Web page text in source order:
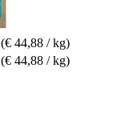
(€ 44,88 / kg)
(€ 44,88 / kg)